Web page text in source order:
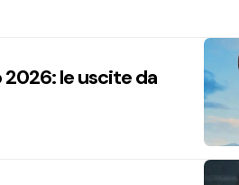
2026: le uscite da